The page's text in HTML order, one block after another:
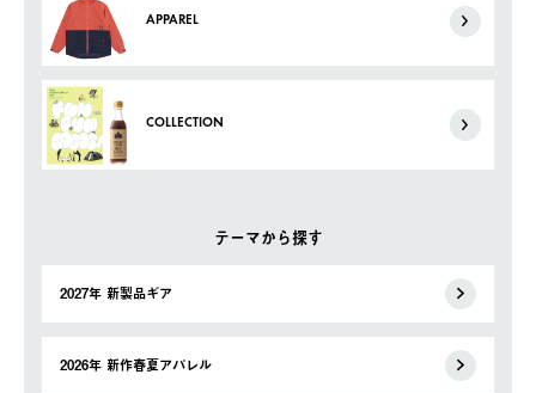
APPAREL
COLLECTION
テーマから探す
2027年 新製品ギア
2026年 新作春夏アパレル